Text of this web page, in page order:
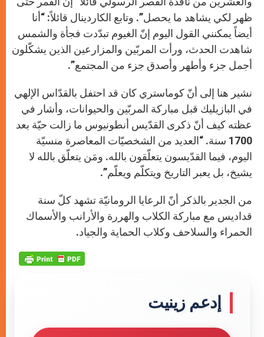
ظهر لكي يشاهد ما يحصل”. وتابع الكاردينال قائلاً: “أنا
أيضاً يمكنني القول اليوم إنّ الغيوم تبدّدت فجأة والشمس
شاهدت الحدث، ورأت المربّين والمزارعين الذين يشكّلون
أجمل جزء وأطهر وأصدق جزء من المجتمع”.
نشير هنا إلى أنّ كوماستري كان قد احتفل بالقدّاس الإلهي
في البازيليك قبل مباركة المربّين والحيوانات، وأشار في
عظته كيف أنّ ذكرى القدّيس أنطونيوس ما زالت حيّة بعد
1700 سنة. “العديد من الشخصيّات المعاصرة منسيّة
اليوم، فيما القدّيسون يتعلّقون بالله. ومَن يتعلّق بالله لا
يشيخ، بل يعبر التاريخ ويتكلّم ويعلّم”.
من الجدير بالذكر أنّ الرعايا الرومانيّة تشهد كلّ سنة
قداديس مع مباركة الكلاب والهررة والأرانب والأسماك
الحمراء والسلاحف وكلاب الحماية والجياد.
إدعم زينيت